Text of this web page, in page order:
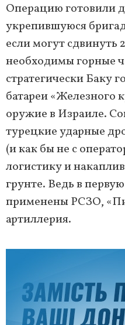
Операцию готовили
укрепившуюся
если могут
необходимы горные
стратегически Баку
батареи «Железного
оружие в Израиле.
турецкие ударные
(и как бы не с
логистику и
грунте. Ведь в
применены РСЗО,
артиллерия.